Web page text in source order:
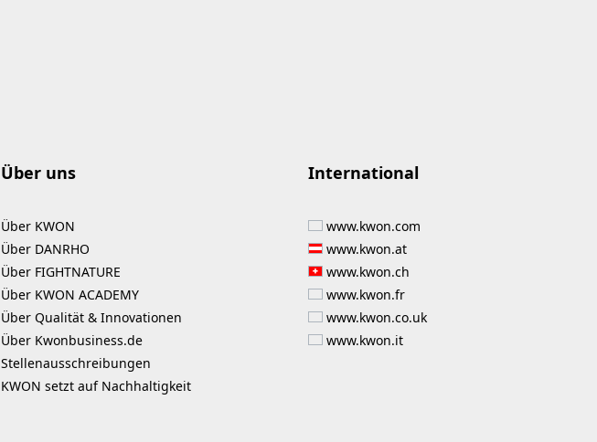
Über uns
Über KWON
Über DANRHO
Über FIGHTNATURE
Über KWON ACADEMY
Über Qualität & Innovationen
Über Kwonbusiness.de
Stellenausschreibungen
KWON setzt auf Nachhaltigkeit
International
www.kwon.com
www.kwon.at
www.kwon.ch
www.kwon.fr
www.kwon.co.uk
www.kwon.it